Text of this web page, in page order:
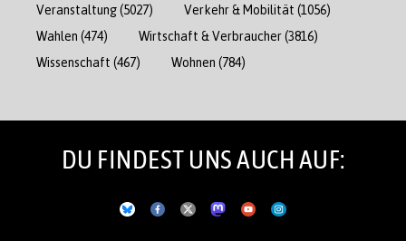
Veranstaltung(5027) Verkehr & Mobilität (1056)
Wahlen (474) Wirtschaft & Verbraucher(3816)
Wissenschaft (467) Wohnen (784)
DU FINDEST UNS AUCH AUF: